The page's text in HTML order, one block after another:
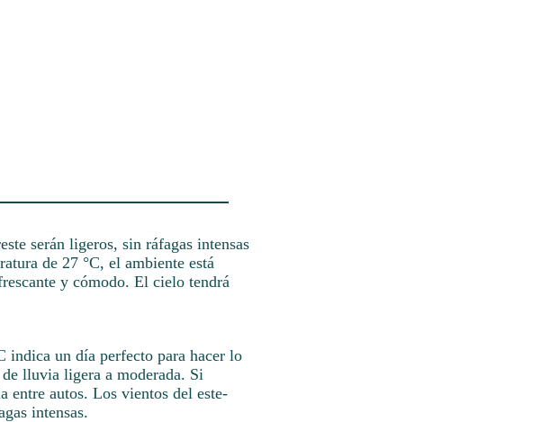
serán ligeros, sin ráfagas intensas
de 27 °C, el ambiente está
y cómodo. El cielo tendrá
indica un día perfecto para hacer lo
lluvia ligera a moderada. Si
entre autos. Los vientos del este-
intensas.